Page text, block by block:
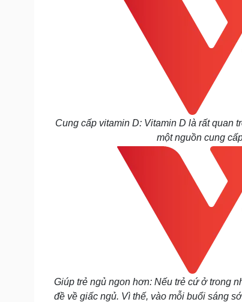
Cung cấp vitamin D: Vitamin D là rất quan
một nguồn cung
Giúp trẻ ngủ ngon hơn: Nếu trẻ cứ ở trong
đề về giấc ngủ. Vì thế, vào mỗi buổi sáng